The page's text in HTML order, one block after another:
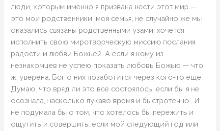
люди, которым именно я призвана нести этот мир —
это мои родственники, моя семья, не случайно же мы
оказались связаны родственными узами, хочется
исполнить свою миротворческую миссию послания
радости и любви Божьей. А если я кому из
незнакомцев не успею показать любовь Божью — что
ж, уверена, Бог о них позаботится через кого-то еще.
Думаю, что вряд ли это все состоялось, если бы я не
осознала, насколько лукаво время и быстротечно… И
не подумала бы о том, что хотелось бы пережить и
ощутить и совершить, если мой следующий год или